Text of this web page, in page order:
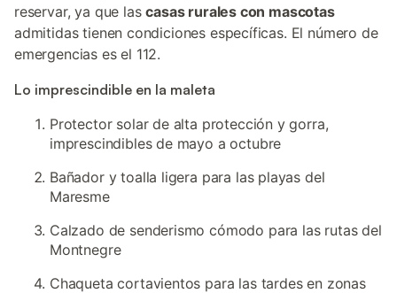
reservar, ya que lascasas rurales con mascotas
admitidas tienen condiciones específicas. El número de
emergencias es el 112.
Lo imprescindible en la maleta
Protector solar de alta protección y gorra,
imprescindibles de mayo a octubre
Bañador y toalla ligera para las playas del
Maresme
Calzado de senderismo cómodo para las rutas del
Montnegre
Chaqueta cortavientos para las tardes en zonas